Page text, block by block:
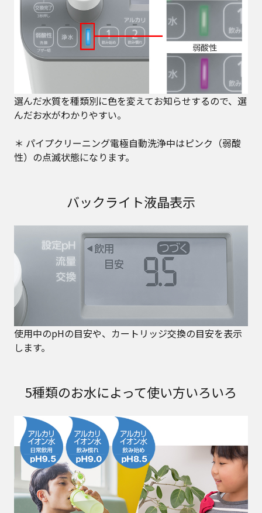
選んだ水質を種類別に色を変えてお知らせするので、選
んだお水がわかりやすい。
＊ パイプクリーニング電極自動洗浄中はピンク（弱酸
性）の点滅状態になります。
バックライト液晶表示
使用中のpHの目安や、カートリッジ交換の目安を表示
します。
5種類のお水によって使い方いろいろ